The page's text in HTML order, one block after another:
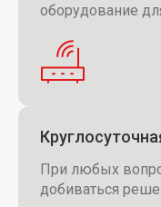
оборудование
При любых
добиваться